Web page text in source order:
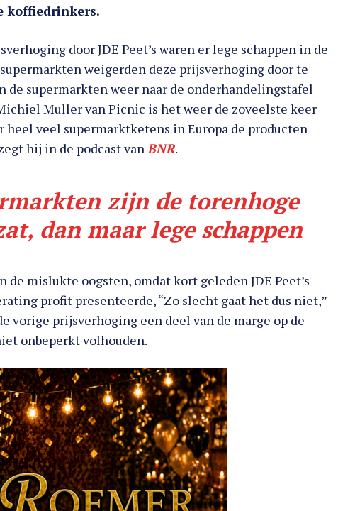
koffiedrinkers.
door JDE Peet’s waren er lege schappen in de
weigerden deze prijsverhoging door te
de supermarkten weer naar de onderhandelingstafel
Muller van Picnic is het weer de zoveelste keer
heel veel supermarktketens in Europa de producten
hij in de podcast van BNR.
zijn de torenhoge
dan maar lege schappen
mislukte oogsten, omdat kort geleden JDE Peet’s
profit presenteerde, “Zo slecht gaat het dus niet,”
vorige prijsverhoging een deel van de marge op de
onbeperkt volhouden.